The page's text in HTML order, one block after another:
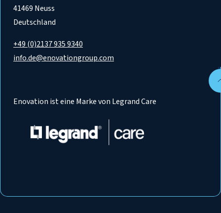
41469 Neuss
Deutschland
+49 (0)2137 935 9340
info.de@enovationgroup.com
Enovation ist eine Marke von Legrand Care